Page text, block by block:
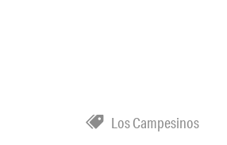
Los Campesinos